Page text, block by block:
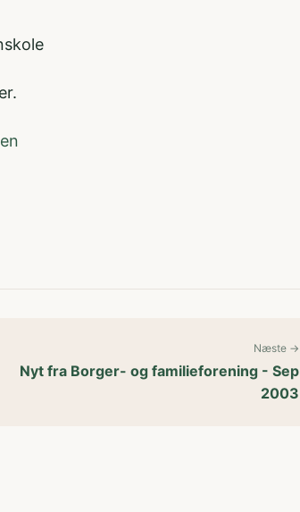
Næste →
Nyt fra Borger- og familieforening - Sep
2003